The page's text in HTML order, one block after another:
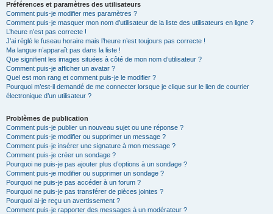
Préférences et paramètres des utilisateurs
Comment puis-je modifier mes paramètres ?
Comment puis-je masquer mon nom d’utilisateur de la liste des utilisateurs en ligne ?
L’heure n’est pas correcte !
J’ai réglé le fuseau horaire mais l’heure n’est toujours pas correcte !
Ma langue n’apparaît pas dans la liste !
Que signifient les images situées à côté de mon nom d’utilisateur ?
Comment puis-je afficher un avatar ?
Quel est mon rang et comment puis-je le modifier ?
Pourquoi m’est-il demandé de me connecter lorsque je clique sur le lien de courrier
électronique d’un utilisateur ?
Problèmes de publication
Comment puis-je publier un nouveau sujet ou une réponse ?
Comment puis-je modifier ou supprimer un message ?
Comment puis-je insérer une signature à mon message ?
Comment puis-je créer un sondage ?
Pourquoi ne puis-je pas ajouter plus d’options à un sondage ?
Comment puis-je modifier ou supprimer un sondage ?
Pourquoi ne puis-je pas accéder à un forum ?
Pourquoi ne puis-je pas transférer de pièces jointes ?
Pourquoi ai-je reçu un avertissement ?
Comment puis-je rapporter des messages à un modérateur ?